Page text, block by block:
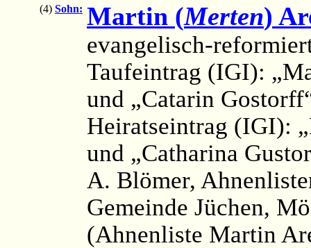
(4) Sohn: Martin (Merten)
evangelisch-
Taufeintrag (IGI):
und „Catarin
Heiratseintrag (IGI):
und „Catharina
A. Blömer,
Gemeinde Jüchen,
(Ahnenliste Martin